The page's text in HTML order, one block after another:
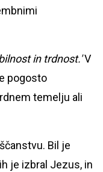
in trdnost.'V
pogosto
temelju ali
Bil je
je izbral Jezus, in